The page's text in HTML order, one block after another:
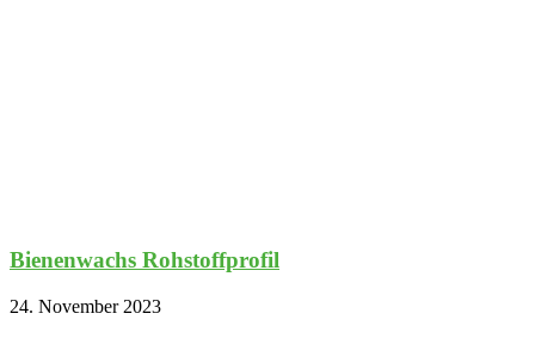
Bienenwachs Rohstoffprofil
24. November 2023